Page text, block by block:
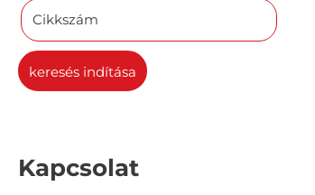
Cikkszám
keresés indítása
Kapcsolat